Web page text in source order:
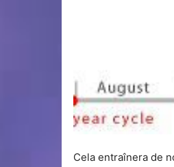
Cela entraînera de